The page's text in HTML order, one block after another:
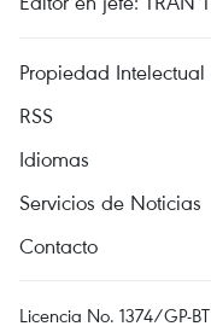
Propiedad Intelectual
RSS
Idiomas
Servicios de Noticias
Contacto
Licencia No. 1374/GP-